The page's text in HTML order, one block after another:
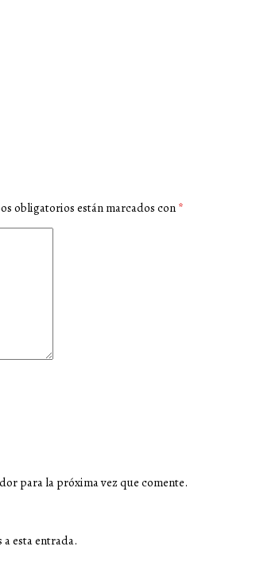
obligatorios están marcados con *
para la próxima vez que comente.
esta entrada.